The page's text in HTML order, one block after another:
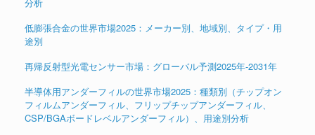
低膨張合金の世界市場2025：メーカー別、地域別、タイプ・用
途別
再帰反射型光電センサー市場：グローバル予測2025年-2031年
半導体用アンダーフィルの世界市場2025：種類別（チップオン
フィルムアンダーフィル、フリップチップアンダーフィル、
CSP/BGAボードレベルアンダーフィル）、用途別分析